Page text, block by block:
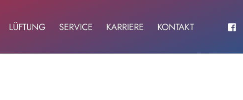
LÜFTUNG SERVICE KARRIERE KONTAKT